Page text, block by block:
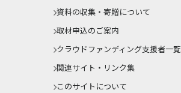
資料の収集・寄贈について
取材申込のご案内
クラウドファンディング支援者一覧
関連サイト・リンク集
このサイトについて